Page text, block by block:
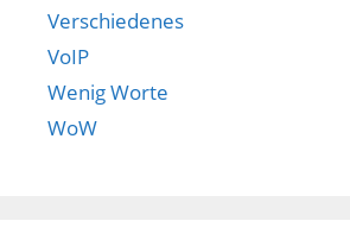
Verschiedenes
VoIP
Wenig Worte
WoW